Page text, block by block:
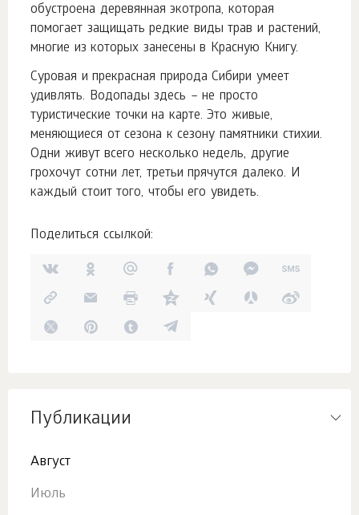
обустроена деревянная экотропа, которая
помогает защищать редкие виды трав и растений,
многие из которых занесены в Красную Книгу.
Суровая и прекрасная природа Сибири умеет
удивлять. Водопады здесь – не просто
туристические точки на карте. Это живые,
меняющиеся от сезона к сезону памятники стихии.
Одни живут всего несколько недель, другие
грохочут сотни лет, третьи прячутся далеко. И
каждый стоит того, чтобы его увидеть.
Поделиться ссылкой:
Публикации
Август
Июль